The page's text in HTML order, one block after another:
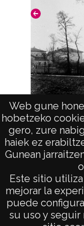
Web gune
hobetzeko
gero, zure
haiek ez
Gunean
Este sitio
mejorar la
puede
su uso y seguir
Aproximada;
Notas
Nº de
positivo:
Licencia
CC BY-NC-
AVISO